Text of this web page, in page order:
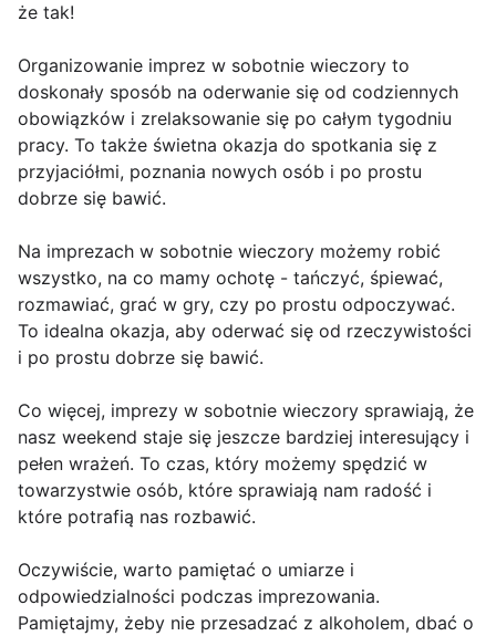
że tak!
Organizowanie imprez w sobotnie wieczory to
doskonały sposób na oderwanie się od codziennych
obowiązków i zrelaksowanie się po całym tygodniu
pracy. To także świetna okazja do spotkania się z
przyjaciółmi, poznania nowych osób i po prostu
dobrze się bawić.
Na imprezach w sobotnie wieczory możemy robić
wszystko, na co mamy ochotę - tańczyć, śpiewać,
rozmawiać, grać w gry, czy po prostu odpoczywać.
To idealna okazja, aby oderwać się od rzeczywistości
i po prostu dobrze się bawić.
Co więcej, imprezy w sobotnie wieczory sprawiają, że
nasz weekend staje się jeszcze bardziej interesujący i
pełen wrażeń. To czas, który możemy spędzić w
towarzystwie osób, które sprawiają nam radość i
które potrafią nas rozbawić.
Oczywiście, warto pamiętać o umiarze i
odpowiedzialności podczas imprezowania.
Pamiętajmy, żeby nie przesadzać z alkoholem, dbać o